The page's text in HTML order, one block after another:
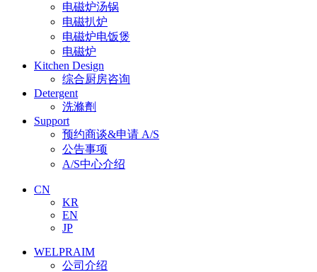
电磁炉汤锅
电磁扒炉
电磁炉电饭煲
电磁炉
Kitchen Design
综合厨房咨询
Detergent
洗滌劑
Support
预约商谈&申请 A/S
公告事项
A/S中心介绍
CN
KR
EN
JP
WELPRAIM
公司介绍